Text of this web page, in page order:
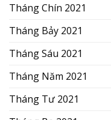
Tháng Chín 2021
Tháng Bảy 2021
Tháng Sáu 2021
Tháng Năm 2021
Tháng Tư 2021